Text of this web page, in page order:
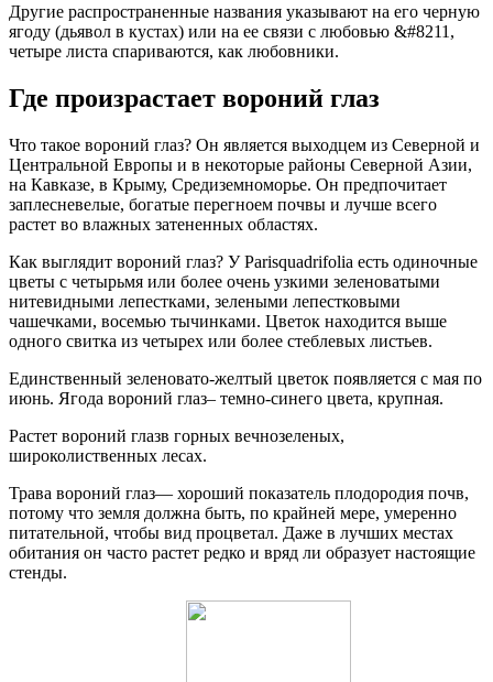
Другие распространенные названия указывают на его черную
ягоду (дьявол в кустах) или на ее связи с любовью &#8211,
четыре листа спариваются, как любовники.
Где произрастает вороний глаз
Что такое вороний глаз? Он является выходцем из Северной и
Центральной Европы и в некоторые районы Северной Азии,
на Кавказе, в Крыму, Средиземноморье. Он предпочитает
заплесневелые, богатые перегноем почвы и лучше всего
растет во влажных затененных областях.
Как выглядит вороний глаз? У Parisquadrifolia есть одиночные
цветы с четырьмя или более очень узкими зеленоватыми
нитевидными лепестками, зелеными лепестковыми
чашечками, восемью тычинками. Цветок находится выше
одного свитка из четырех или более стеблевых листьев.
Единственный зеленовато-желтый цветок появляется с мая по
июнь. Ягода вороний глаз– темно-синего цвета, крупная.
Растет вороний глазв горных вечнозеленых,
широколиственных лесах.
Трава вороний глаз— хороший показатель плодородия почв,
потому что земля должна быть, по крайней мере, умеренно
питательной, чтобы вид процветал. Даже в лучших местах
обитания он часто растет редко и вряд ли образует настоящие
стенды.